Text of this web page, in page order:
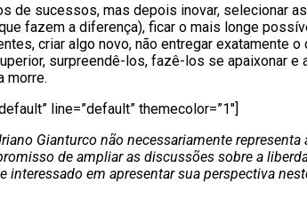
de sucessos, mas depois inovar, selecionar
fazem a diferença), ficar o mais longe
criar algo novo, não entregar exatamente
surpreendê-los, fazê-los se apaixonar e
morre.
line=”default” themecolor=”1″]
Gianturco não necessariamente
de ampliar as discussões sobre a
interessado em apresentar sua perspectiva